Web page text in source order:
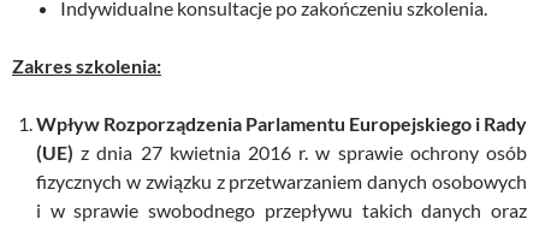
Indywidualne konsultacje po zakończeniu szkolenia.
Zakres szkolenia:
Wpływ Rozporządzenia Parlamentu Europejskiego i Rady
(UE) z dnia 27 kwietnia 2016 r. w sprawie ochrony osób
fizycznych w związku z przetwarzaniem danych osobowych
i w sprawie swobodnego przepływu takich danych oraz